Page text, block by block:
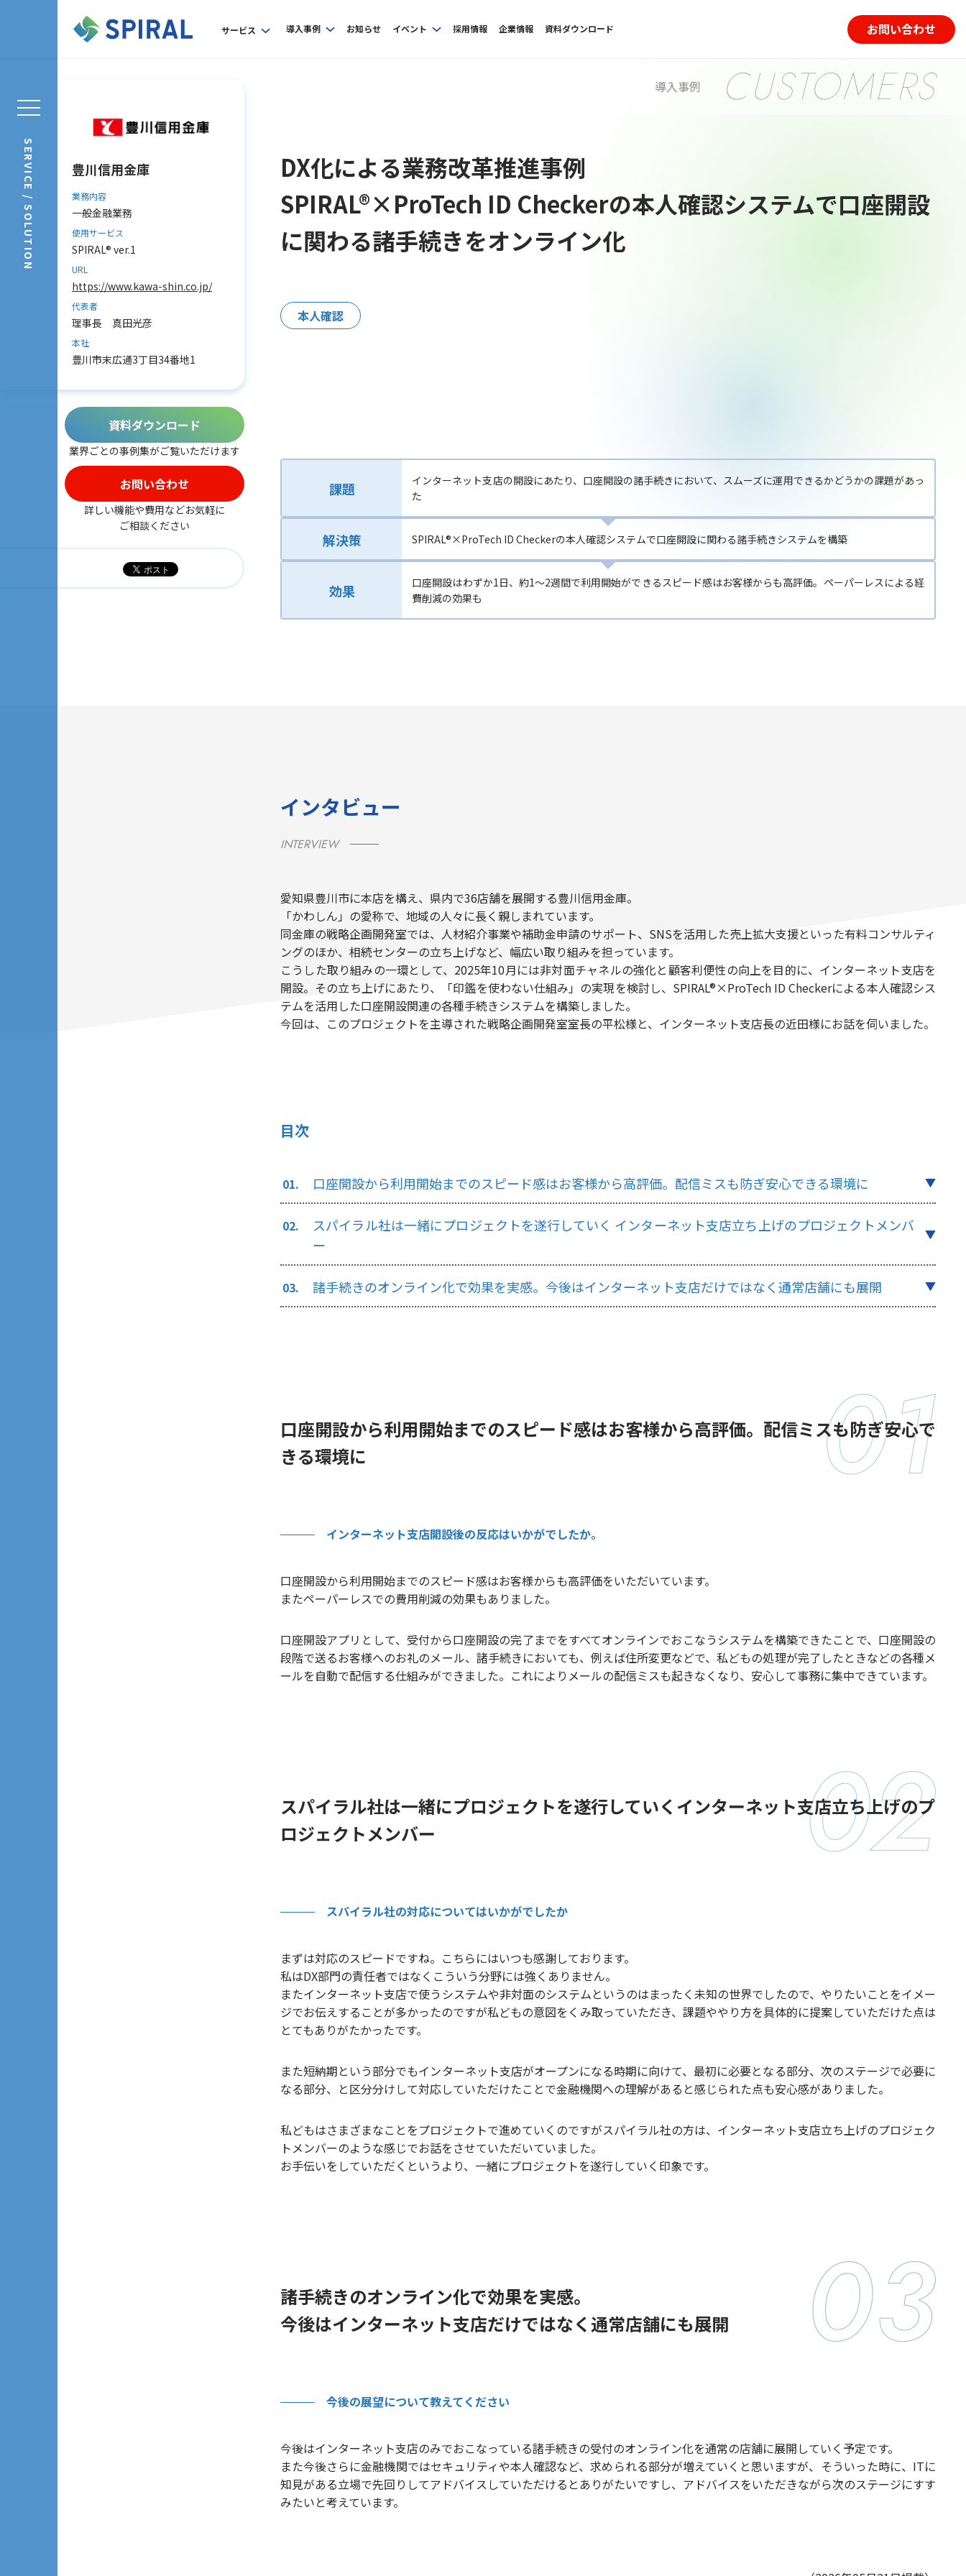
サービス 導入事例 お知らせ イベント 採用情報 企業情報 資料ダウンロード お問い合わせ
SERVICE / SOLUTION
導入事例 CUSTOMERS
DX化による業務改革推進事例
SPIRAL®×ProTech ID Checkerの本人確認システムで口座開設
に関わる諸手続きをオンライン化
本人確認
豊川信用金庫
業務内容
一般金融業務
使用サービス
SPIRAL® ver.1
URL
https://www.kawa-shin.co.jp/
代表者
理事長 真田光彦
本社
豊川市末広通3丁目34番地1
資料ダウンロード
業界ごとの事例集がご覧いただけます
お問い合わせ
詳しい機能や費用などお気軽に
ご相談ください
課題
インターネット支店の開設にあたり、口座開設の諸手続きにおいて、スムーズに運用できるかどうかの課題があっ
た
解決策 SPIRAL®×ProTech ID Checkerの本人確認システムで口座開設に関わる諸手続きシステムを構築
効果
口座開設はわずか1日、約1～2週間で利用開始ができるスピード感はお客様からも高評価。ペーパーレスによる経
費削減の効果も
インタビュー
INTERVIEW
愛知県豊川市に本店を構え、県内で36店舗を展開する豊川信用金庫。
「かわしん」の愛称で、地域の人々に長く親しまれています。
同金庫の戦略企画開発室では、人材紹介事業や補助金申請のサポート、SNSを活用した売上拡大支援といった有料コンサルティ
ングのほか、相続センターの立ち上げなど、幅広い取り組みを担っています。
こうした取り組みの一環として、2025年10月には非対面チャネルの強化と顧客利便性の向上を目的に、インターネット支店を
開設。その立ち上げにあたり、「印鑑を使わない仕組み」の実現を検討し、SPIRAL®×ProTech ID Checkerによる本人確認シス
テムを活用した口座開設関連の各種手続きシステムを構築しました。
今回は、このプロジェクトを主導された戦略企画開発室室長の平松様と、インターネット支店長の近田様にお話を伺いました。
目次
口座開設から利用開始までのスピード感はお客様から高評価。配信ミスも防ぎ安心できる環境に
スパイラル社は一緒にプロジェクトを遂行していく インターネット支店立ち上げのプロジェクトメンバ
ー
諸手続きのオンライン化で効果を実感。今後はインターネット支店だけではなく通常店舗にも展開
口座開設から利用開始までのスピード感はお客様から高評価。配信ミスも防ぎ安心で
きる環境に
インターネット支店開設後の反応はいかがでしたか。
口座開設から利用開始までのスピード感はお客様からも高評価をいただいています。
またペーパーレスでの費用削減の効果もありました。
口座開設アプリとして、受付から口座開設の完了までをすべてオンラインでおこなうシステムを構築できたことで、口座開設の
段階で送るお客様へのお礼のメール、諸手続きにおいても、例えば住所変更などで、私どもの処理が完了したときなどの各種メ
ールを自動で配信する仕組みができました。これによりメールの配信ミスも起きなくなり、安心して事務に集中できています。
スパイラル社は一緒にプロジェクトを遂行していくインターネット支店立ち上げのプ
ロジェクトメンバー
スパイラル社の対応についてはいかがでしたか
まずは対応のスピードですね。こちらにはいつも感謝しております。
私はDX部門の責任者ではなくこういう分野には強くありません。
またインターネット支店で使うシステムや非対面のシステムというのはまったく未知の世界でしたので、やりたいことをイメー
ジでお伝えすることが多かったのですが私どもの意図をくみ取っていただき、課題ややり方を具体的に提案していただけた点は
とてもありがたかったです。
また短納期という部分でもインターネット支店がオープンになる時期に向けて、最初に必要となる部分、次のステージで必要に
なる部分、と区分分けして対応していただけたことで金融機関への理解があると感じられた点も安心感がありました。
私どもはさまざまなことをプロジェクトで進めていくのですがスパイラル社の方は、インターネット支店立ち上げのプロジェク
トメンバーのような感じでお話をさせていただいていました。
お手伝いをしていただくというより、一緒にプロジェクトを遂行していく印象です。
諸手続きのオンライン化で効果を実感。
今後はインターネット支店だけではなく通常店舗にも展開
今後の展望について教えてください
今後はインターネット支店のみでおこなっている諸手続きの受付のオンライン化を通常の店舗に展開していく予定です。
また今後さらに金融機関ではセキュリティや本人確認など、求められる部分が増えていくと思いますが、そういった時に、ITに
知見がある立場で先回りしてアドバイスしていただけるとありがたいですし、アドバイスをいただきながら次のステージにすす
みたいと考えています。